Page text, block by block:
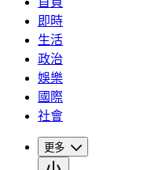
即時
生活
政治
娛樂
國際
社會
更多